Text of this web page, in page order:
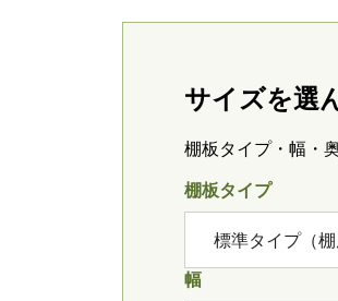
サイズを選
棚板タイプ・幅・
棚板タイプ
幅